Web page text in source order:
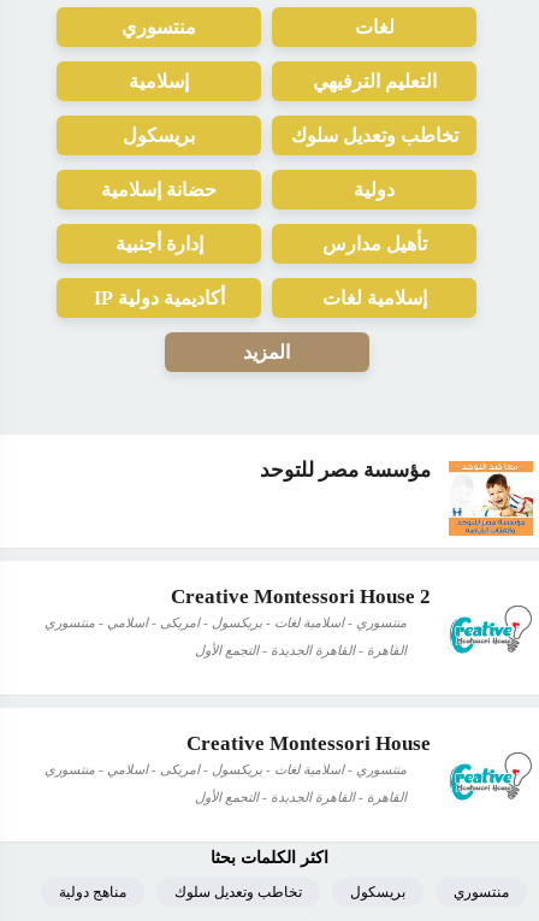
لغات منتسوري
التعليم الترفيهي إسلامية
تخاطب وتعديل سلوك بريسكول
دولية حضانة إسلامية
تأهيل مدارس إدارة أجنبية
إسلامية لغات أكاديمية دولية IP
المزيد
مؤسسة مصر للتوحد
Creative Montessori House 2
منتسوري - اسلامية لغات - بريكسول - امريكى - اسلامي - منتسوري
القاهرة - القاهرة الجديدة - التجمع الأول
Creative Montessori House
منتسوري - اسلامية لغات - بريكسول - امريكى - اسلامي - منتسوري
القاهرة - القاهرة الجديدة - التجمع الأول
اكثر الكلمات بحثا
منتسوري بريسكول تخاطب وتعديل سلوك مناهج دولية